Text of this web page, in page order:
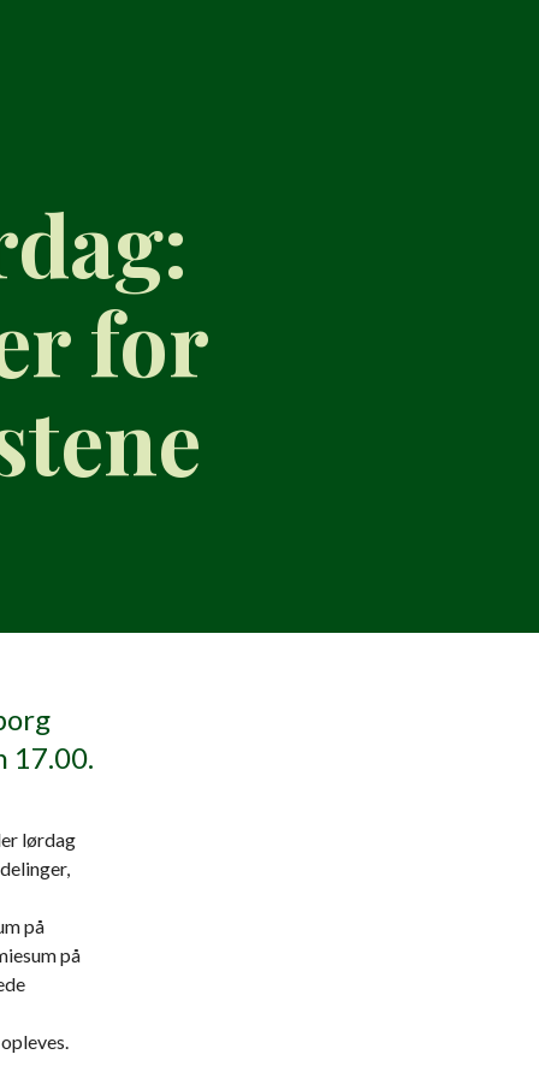
for
17.00.
lørdag
på
på